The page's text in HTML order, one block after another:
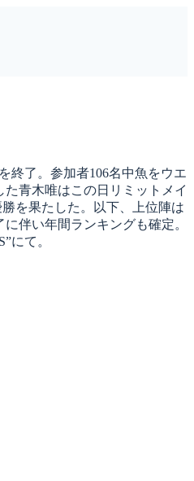
終了。参加者106名中魚をウエ
青木唯はこの日リミットメイ
を果たした。以下、上位陣は
伴い年間ランキングも確定。
にて。